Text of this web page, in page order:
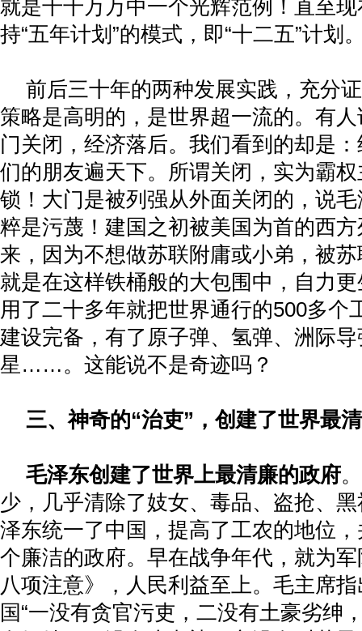
就是千千万万中一个光辉范例！直至
持“五年计划”的模式，即“十二五”计划
前后三十年的两种发展实践，充分
策略是高明的，是世界超一流的。有
门关闭，经济落后。我们看到的却是
们的朋友遍天下。所谓关闭，实为霸
锁！大门是被列强从外面关闭的，说
粹是污蔑！建国之初被美国为首的西
来，因为不想做苏联附庸或小弟，被
就是在这样铁桶般的大包围中，自力
用了二十多年就把世界通行的500多个
建设完备，有了原子弹、氢弹、洲际
星……。这能说不是奇迹吗？
三、神奇的“治吏”，创建了世界最
毛泽东创建了世界上最清廉的政府
少，几乎清除了妓女、毒品、盗抢、
泽东统一了中国，提高了工农的地位
个廉洁的政府。早在战争年代，就为
八项注意》，人民利益至上。毛主席
国“一没有贪官污吏，二没有土豪劣绅